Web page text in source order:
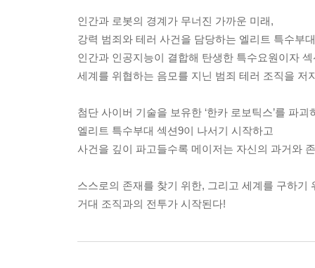
인간과 로봇의 경계가 무너진 가까운 미래,
강력 범죄와 테러 사건을 담당하는 엘리트 특수부
인간과 인공지능이 결합해 탄생한 특수요원이자
세계를 위협하는 음모를 지닌 범죄 테러 조직을 저
첨단 사이버 기술을 보유한 ‘한카 로보틱스’를 파
엘리트 특수부대 섹션9이 나서기 시작하고
사건을 깊이 파고들수록 메이저는 자신의 과거와
스스로의 존재를 찾기 위한, 그리고 세계를 구하기
거대 조직과의 전투가 시작된다!